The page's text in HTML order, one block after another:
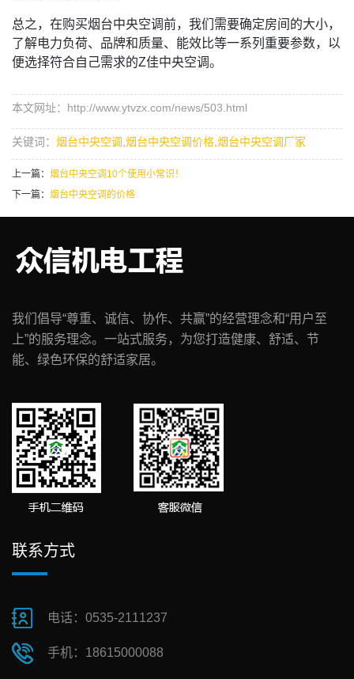
总之，在购买烟台中央空调前，我们需要确定房间的大小，
了解电力负荷、品牌和质量、能效比等一系列重要参数，以
便选择符合自己需求的Z佳中央空调。
本文网址：http://www.ytvzx.com/news/503.html
关键词： 烟台中央空调 烟台中央空调价格 烟台中央空调厂家
上一篇： 烟台中央空调10个使用小常识！
下一篇： 烟台中央空调的价格
我们倡导“尊重、诚信、协作、共赢”的经营理念和“用户至
上”的服务理念。一站式服务，为您打造健康、舒适、节
能、绿色环保的舒适家居。
联系方式
电话：0535-2111237
手机：18615000088